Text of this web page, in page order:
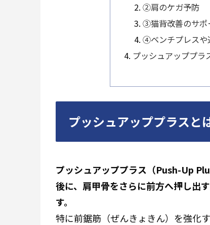
②肩のケガ予防
③猫背改善のサポ
④ベンチプレスや
プッシュアッププラ
プッシュアッププラスと
プッシュアッププラス（Push-Up
後に、肩甲骨をさらに前方へ押し出
す。
特に前鋸筋（ぜんきょきん）を強化